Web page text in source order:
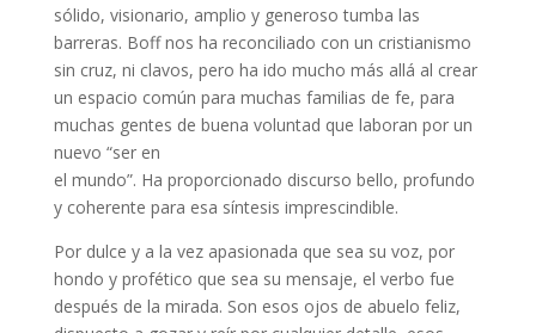
sólido, visionario, amplio y generoso tumba las
barreras. Boff nos ha reconciliado con un cristianismo
sin cruz, ni clavos, pero ha ido mucho más allá al crear
un espacio común para muchas familias de fe, para
muchas gentes de buena voluntad que laboran por un
nuevo “ser en
el mundo”. Ha proporcionado discurso bello, profundo
y coherente para esa síntesis imprescindible.
Por dulce y a la vez apasionada que sea su voz, por
hondo y profético que sea su mensaje, el verbo fue
después de la mirada. Son esos ojos de abuelo feliz,